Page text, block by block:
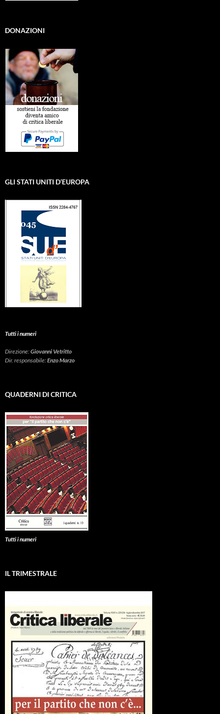
DONAZIONI
GLI STATI UNITI D’EUROPA
Tutti i numeri
Direzione:Giovanni Vetritto
Dir. responsabile:Enzo Marzo
QUADERNI DI CRITICA
Tutti i numeri
IL TRIMESTRALE